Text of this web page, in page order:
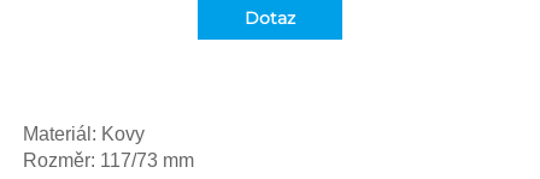
Dotaz
Materiál: Kovy
Rozměr: 117/73 mm